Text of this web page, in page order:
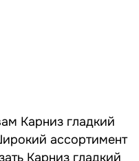
Карниз гладкий
ассортимент
Карниз гладкий